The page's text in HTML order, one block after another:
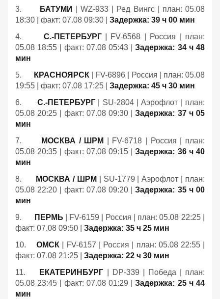
3.
БАТУМИ
| WZ-933 | Ред Вингс | план: 05.08
18:30 | факт: 07.08 09:30 | Задержка: 39 ч 00 мин
4. С.-ПЕТЕРБУРГ| FV-6568 | Россия | план:
05.08 18:55 | факт: 07.08 05:43 |Задержка: 34 ч 48
мин
5.
КРАСНОЯРСК| FV-6896 | Россия | план: 05.08
19:55 | факт: 07.08 17:25 | Задержка: 45 ч 30 мин
6. С.-ПЕТЕРБУРГ | SU-2804 | Аэрофлот | план:
05.08 20:25 | факт: 07.08 09:30 |Задержка: 37 ч 05
мин
7.
МОСКВА / ШРМ
| FV-6718 | Россия | план:
05.08 20:35 | факт: 07.08 09:15 |Задержка: 36 ч 40
мин
8.
МОСКВА / ШРМ
| SU-1779 | Аэрофлот | план:
05.08 22:20 | факт: 07.08 09:20 |Задержка: 35 ч 00
мин
9.
ПЕРМЬ | FV-6159 | Россия | план: 05.08 22:25 |
факт: 07.08 09:50 | Задержка: 35 ч 25 мин
10. ОМСК| FV-6157 | Россия | план: 05.08 22:55 |
факт: 07.08 21:25 | Задержка: 22 ч 30 мин
11.
ЕКАТЕРИНБУРГ | DP-339 | Победа | план:
05.08 23:45 | факт: 07.08 01:29 |Задержка: 25 ч 44
мин